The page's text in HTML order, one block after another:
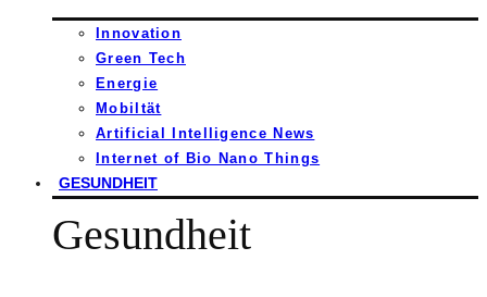
Innovation
Green Tech
Energie
Mobiltät
Artificial Intelligence News
Internet of Bio Nano Things
GESUNDHEIT
Gesundheit